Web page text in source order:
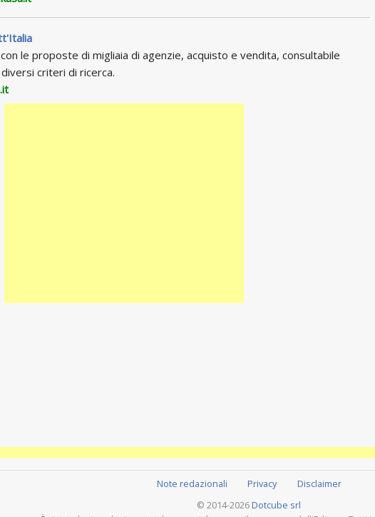
le proposte di migliaia di agenzie, acquisto e vendita, consultabile
criteri di ricerca.
Note redazionali Privacy
Disclaimer
© 2014-2026 Dotcube srl